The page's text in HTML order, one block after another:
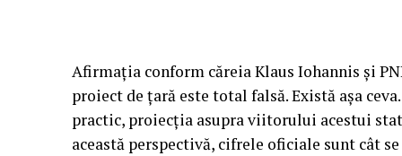
Afirmația conform căreia Klaus Iohannis și
proiect de țară este total falsă. Există așa
practic, proiecția asupra viitorului acestui
această perspectivă, cifrele oficiale sunt cât